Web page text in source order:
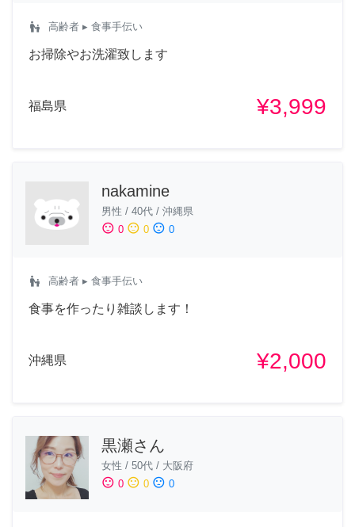
escalator_warning 高齢者 ▸ 食事手伝い
お掃除やお洗濯致します
福島県 ¥3,999
nakamine
男性 / 40代 / 沖縄県
sentiment_satisfied 0 sentiment_neutral 0 sentiment_dissatisfied 0
escalator_warning 高齢者 ▸ 食事手伝い
食事を作ったり雑談します！
沖縄県 ¥2,000
黒瀬さん
女性 / 50代 / 大阪府
sentiment_satisfied 0 sentiment_neutral 0 sentiment_dissatisfied 0